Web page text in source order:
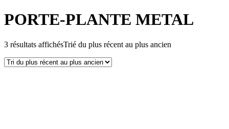
PORTE-PLANTE METAL
3 résultats affichésTrié du plus récent au plus ancien